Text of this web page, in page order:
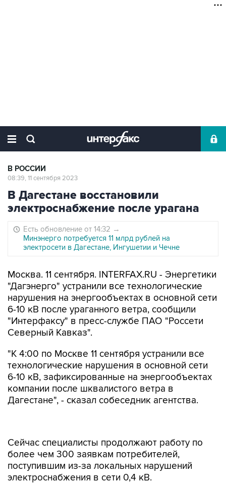
В РОССИИ
08:39, 11 сентября 2023
В Дагестане восстановили
электроснабжение после урагана
Есть обновление от 14:32 →
Минэнерго потребуется 11 млрд рублей на
электросети в Дагестане, Ингушетии и Чечне
Москва. 11 сентября. INTERFAX.RU - Энергетики
"Дагэнерго" устранили все технологические
нарушения на энергообъектах в основной сети
6-10 кВ после ураганного ветра, сообщили
"Интерфаксу" в пресс-службе ПАО "Россети
Северный Кавказ".
"К 4:00 по Москве 11 сентября устранили все
технологические нарушения в основной сети
6-10 кВ, зафиксированные на энергообъектах
компании после шквалистого ветра в
Дагестане", - сказал собеседник агентства.
Сейчас специалисты продолжают работу по
более чем 300 заявкам потребителей,
поступившим из-за локальных нарушений
электроснабжения в сети 0,4 кВ.